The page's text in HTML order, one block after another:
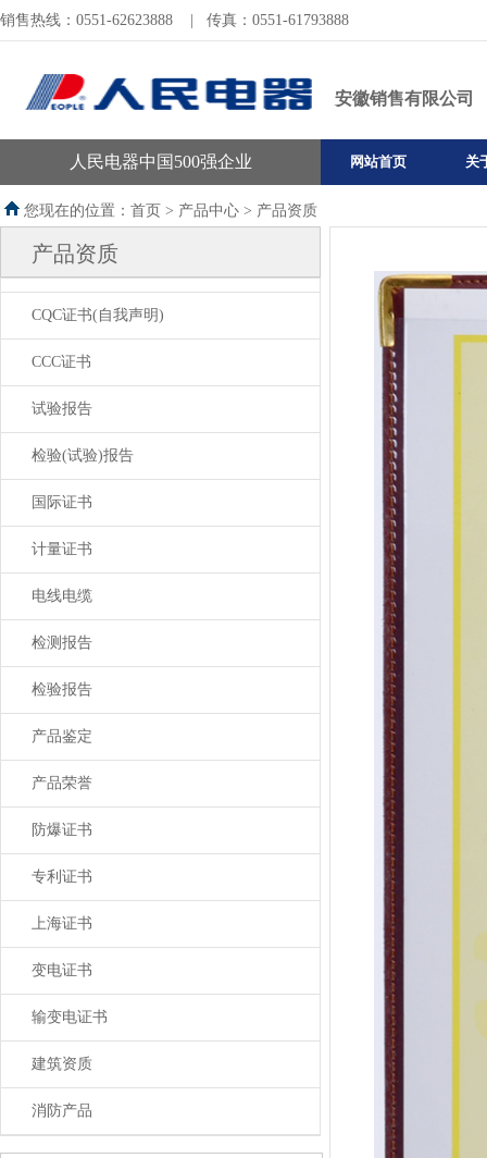
销售热线：0551-62623888 传真：0551-61793888
安徽销售有限公司
人民电器中国500强企业 网站首页 关
您现在的位置：首页 > 产品中心 > 产品资质
产品资质
CQC证书(自我声明)
CCC证书
试验报告
检验(试验)报告
国际证书
计量证书
电线电缆
检测报告
检验报告
产品鉴定
产品荣誉
防爆证书
专利证书
上海证书
变电证书
输变电证书
建筑资质
消防产品